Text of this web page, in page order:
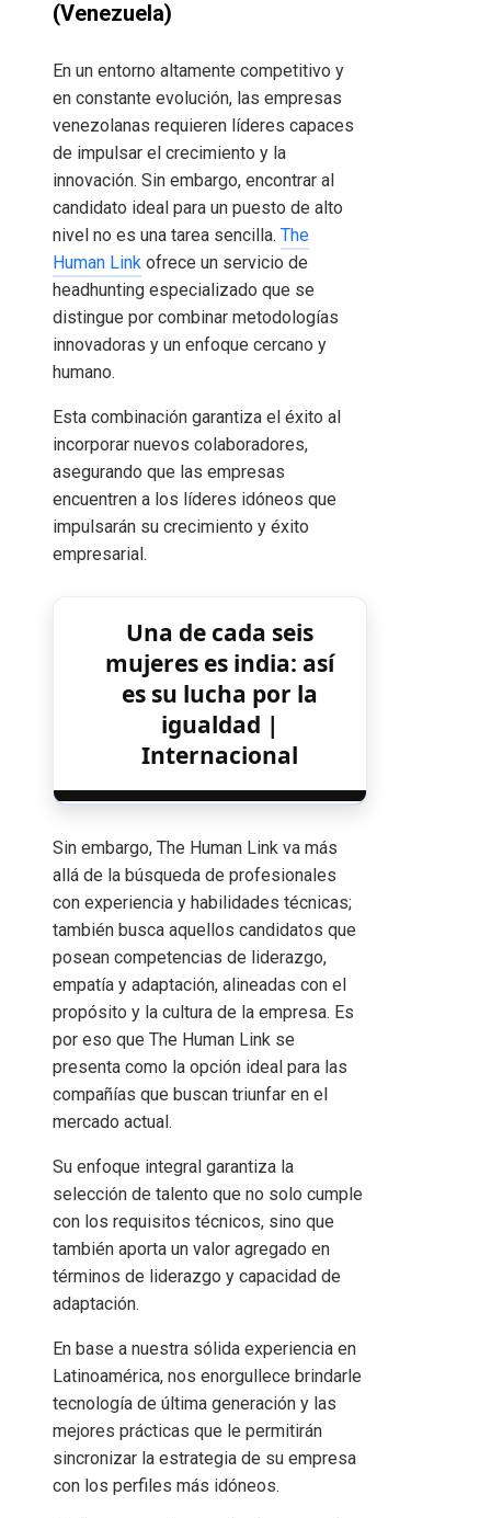
(Venezuela)
En un entorno altamente competitivo y
en constante evolución, las empresas
venezolanas requieren líderes capaces
de impulsar el crecimiento y la
innovación. Sin embargo, encontrar al
candidato ideal para un puesto de alto
nivel no es una tarea sencilla. The
Human Link ofrece un servicio de
headhunting especializado que se
distingue por combinar metodologías
innovadoras y un enfoque cercano y
humano.
Esta combinación garantiza el éxito al
incorporar nuevos colaboradores,
asegurando que las empresas
encuentren a los líderes idóneos que
impulsarán su crecimiento y éxito
empresarial.
Una de cada seis
mujeres es india: así
es su lucha por la
igualdad |
Internacional
Sin embargo, The Human Link va más
allá de la búsqueda de profesionales
con experiencia y habilidades técnicas;
también busca aquellos candidatos que
posean competencias de liderazgo,
empatía y adaptación, alineadas con el
propósito y la cultura de la empresa. Es
por eso que The Human Link se
presenta como la opción ideal para las
compañías que buscan triunfar en el
mercado actual.
Su enfoque integral garantiza la
selección de talento que no solo cumple
con los requisitos técnicos, sino que
también aporta un valor agregado en
términos de liderazgo y capacidad de
adaptación.
En base a nuestra sólida experiencia en
Latinoamérica, nos enorgullece brindarle
tecnología de última generación y las
mejores prácticas que le permitirán
sincronizar la estrategia de su empresa
con los perfiles más idóneos.